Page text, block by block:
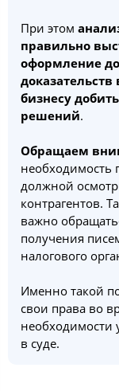
При этом
правильно
оформление
бизнесу
решений.
Обращаем
необходимость
должной
контрагентов.
важно
получения
налогового
Именно такой
свои права во
необходимости
в суде.